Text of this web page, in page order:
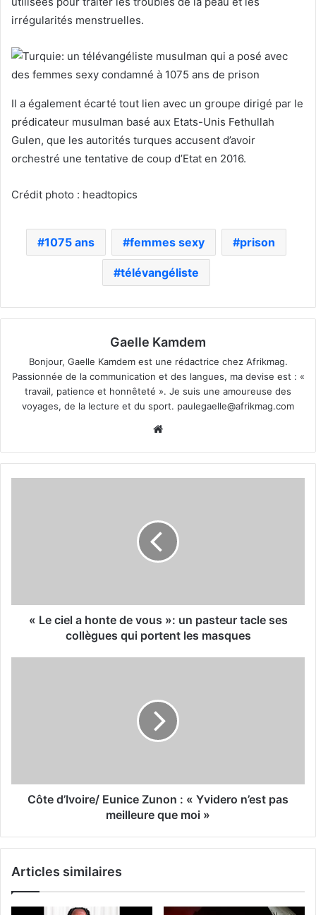
irrégularités menstruelles.
Il a également écarté tout lien avec un groupe dirigé par le
prédicateur musulman basé aux Etats-Unis Fethullah
Gulen, que les autorités turques accusent d’avoir
orchestré une tentative de coup d’Etat en 2016.
Crédit photo : headtopics
1075 ans femmes sexy prison
télévangéliste
Gaelle Kamdem
Bonjour, Gaelle Kamdem est une rédactrice chez Afrikmag.
Passionnée de la communication et des langues, ma devise est : «
travail, patience et honnêteté ». Je suis une amoureuse des
voyages, de la lecture et du sport. paulegaelle@afrikmag.com
« Le ciel a honte de vous »: un pasteur tacle ses
collègues qui portent les masques
Côte d’Ivoire/ Eunice Zunon : « Yvidero n’est pas
meilleure que moi »
Articles similaires